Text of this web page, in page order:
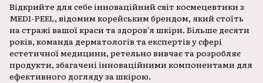
Відкрийте для себе інноваційний світ космецевтики з
MEDI-PEEL, відомим корейським брендом, який стоїть
на стражі вашої краси та здоров'я шкіри. Більше десяти
років, команда дерматологів та експертів у сфері
естетичної медицини, ретельно вивчає та розробляє
продукти, збагачені інноваційними компонентами для
ефективного догляду за шкірою.